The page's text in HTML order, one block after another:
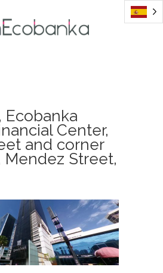
Ecobanka
Center,
and corner
Mendez Street,